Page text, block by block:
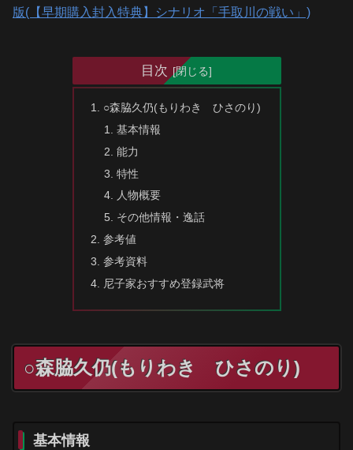
版(【早期購入封入特典】シナリオ「手取川の戦い」)
目次
○森脇久仍(もりわき ひさのり)
基本情報
能力
特性
人物概要
その他情報・逸話
参考値
参考資料
尼子家おすすめ登録武将
○森脇久仍(もりわき ひさのり)
基本情報